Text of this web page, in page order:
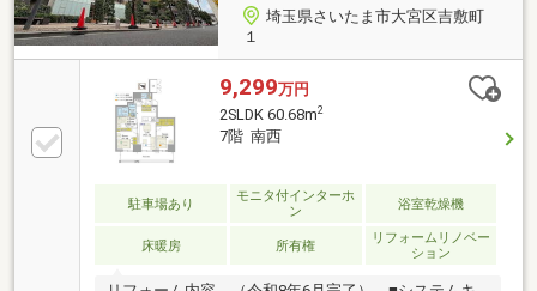
埼玉県さいたま市大宮区吉敷町
１
9,299万円
2SLDK 60.68m2
7階 南西
駐車場あり
モニタ付インターホ
ン
浴室乾燥機
床暖房 所有権
リフォームリノベー
ション